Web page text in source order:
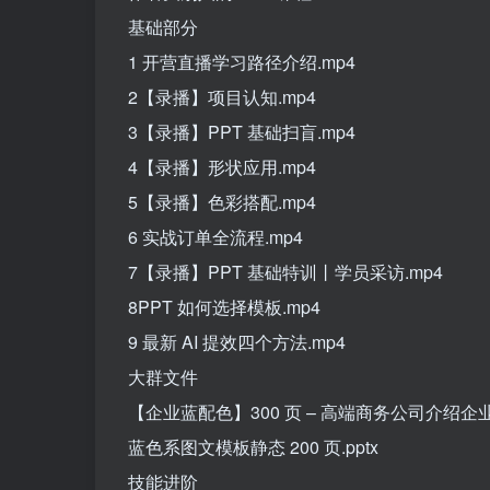
基础部分
1 开营直播学习路径介绍.mp4
2【录播】项目认知.mp4
3【录播】PPT 基础扫盲.mp4
4【录播】形状应用.mp4
5【录播】色彩搭配.mp4
6 实战订单全流程.mp4
7【录播】PPT 基础特训丨学员采访.mp4
8PPT 如何选择模板.mp4
9 最新 AI 提效四个方法.mp4
大群文件
【企业蓝配色】300 页 – 高端商务公司介绍企
蓝色系图文模板静态 200 页.pptx
技能进阶